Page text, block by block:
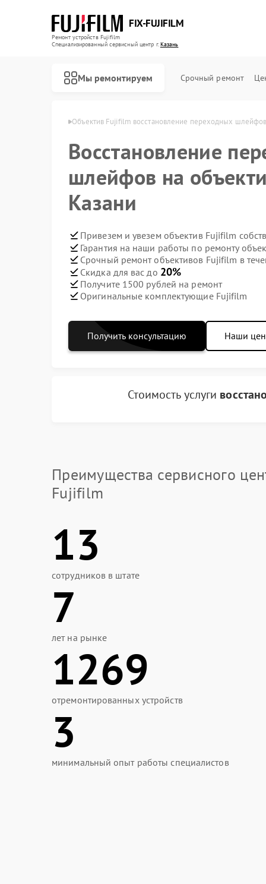
FIX-FUJIFILM
Ремонт устройств Fujifilm
Специализированный cервисный центр г.Казань
Мы ремонтируем Срочный ремонт
Fujifilm в Казани Объектив Fujifilm восстановление переходных шлейфов
Восстановление
шлейфов на
Казани
Привезем и увезем объектив Fujifilm
Гарантия на наши работы по ремонту
Срочный ремонт объективов Fujifilm в
Скидка для вас до 20%
Получите 1500 рублей на ремонт
Оригинальные комплектующие Fujifilm
Получить консультацию Наши
Стоимость услуги
Преимущества сервисного
Fujifilm
13
сотрудников в штате
7
лет на рынке
1269
отремонтированных устройств
3
минимальный опыт работы специалистов